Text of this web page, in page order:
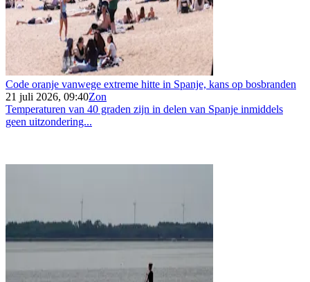
Code oranje vanwege extreme hitte in Spanje, kans op bosbranden
21 juli 2026, 09:40Zon
Temperaturen van 40 graden zijn in delen van Spanje inmiddels
geen uitzondering...